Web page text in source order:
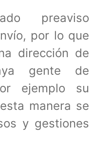
preaviso
por lo que
dirección de
gente de
ejemplo su
manera se
y gestiones